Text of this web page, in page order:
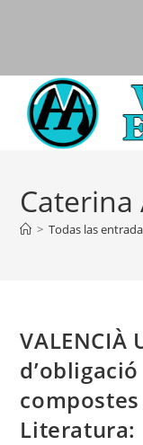
> Todas las
VALENCIÀ
Literatura: